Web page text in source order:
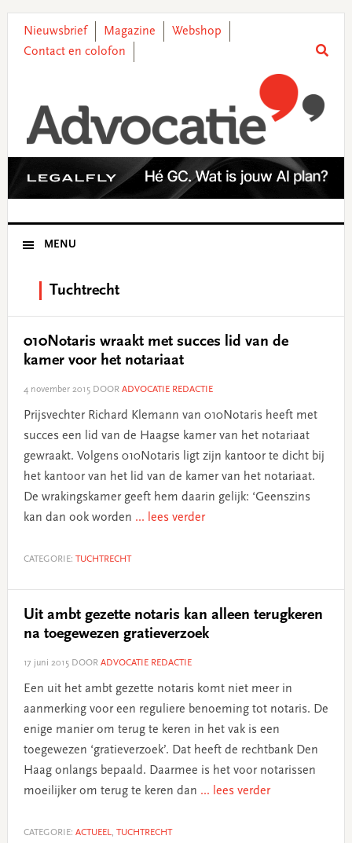
primary
main
primary
footer
Nieuwsbrief Magazine
Webshop
Contact en colofon
MENU
Tuchtrecht
010Notaris wraakt met succes lid van de
kamer voor het notariaat
4 november 2015DOOR ADVOCATIE REDACTIE
Prijsvechter Richard Klemann van 010Notaris heeft met
succes een lid van de Haagse kamer van het notariaat
gewraakt. Volgens 010Notaris ligt zijn kantoor te dicht bij
het kantoor van het lid van de kamer van het notariaat.
De wrakingskamer geeft hem daarin gelijk: ‘Geenszins
kan dan ook worden ... lees verder
CATEGORIE: TUCHTRECHT
Uit ambt gezette notaris kan alleen terugkeren
na toegewezen gratieverzoek
17 juni 2015DOOR ADVOCATIE REDACTIE
Een uit het ambt gezette notaris komt niet meer in
aanmerking voor een reguliere benoeming tot notaris. De
enige manier om terug te keren in het vak is een
toegewezen ‘gratieverzoek’. Dat heeft de rechtbank Den
Haag onlangs bepaald. Daarmee is het voor notarissen
moeilijker om terug te keren dan ... lees verder
CATEGORIE: ACTUEEL, TUCHTRECHT